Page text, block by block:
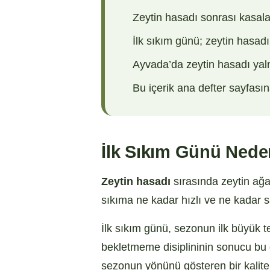
Zeytin hasadı sonrası
İlk sıkım günü; zeytin
Ayvada’da zeytin hasadı
Bu içerik ana defter
İlk Sıkım Günü
Zeytin hasadı sırasında zeytin
sıkıma ne kadar hızlı ve ne kadar
İlk sıkım günü, sezonun ilk büyük
bekletmeme disiplininin sonucu bu
sezonun yönünü gösteren bir